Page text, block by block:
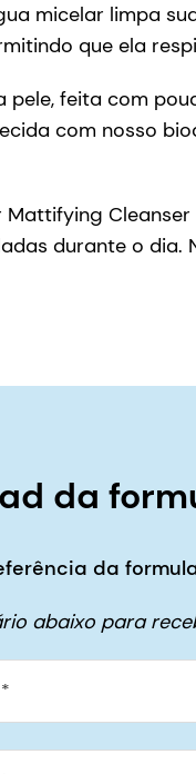
micelar limpa
que ela
feita com
com nosso
durante o dia.
da
da
abaixo para